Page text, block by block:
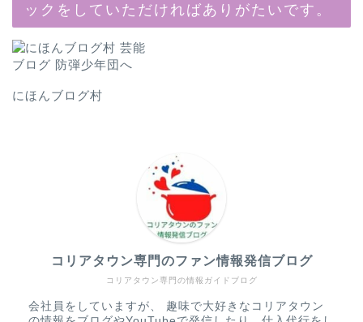
ックをしていただければありがたいです。
にほんブログ村
コリアタウン専門の情報ガイドブログ
コリアタウン専門のファン情報発信ブログ
会社員をしていますが、 趣味で大好きなコリアタウン